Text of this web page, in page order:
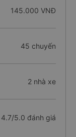
145.000 VNĐ
45 chuyến
2 nhà xe
4.7/5.0 đánh giá